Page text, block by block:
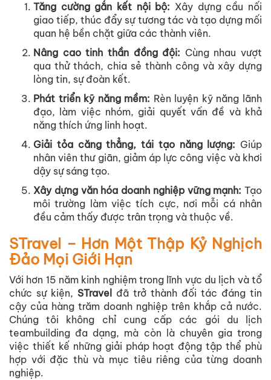
Tăng cường gắn kết nội bộ: Xây dựng cầu nối
giao tiếp, thúc đẩy sự tương tác và tạo dựng mối
quan hệ bền chặt giữa các thành viên.
Nâng cao tinh thần đồng đội: Cùng nhau vượt
qua thử thách, chia sẻ thành công và xây dựng
lòng tin, sự đoàn kết.
Phát triển kỹ năng mềm: Rèn luyện kỹ năng lãnh
đạo, làm việc nhóm, giải quyết vấn đề và khả
năng thích ứng linh hoạt.
Giải tỏa căng thẳng, tái tạo năng lượng: Giúp
nhân viên thư giãn, giảm áp lực công việc và khơi
dậy sự sáng tạo.
Xây dựng văn hóa doanh nghiệp vững mạnh: Tạo
môi trường làm việc tích cực, nơi mỗi cá nhân
đều cảm thấy được trân trọng và thuộc về.
STravel – Hơn Một Thập Kỷ Nghịch
Đảo Mọi Giới Hạn
Với hơn 15 năm kinh nghiệm trong lĩnh vực du lịch và tổ
chức sự kiện, STravel đã trở thành đối tác đáng tin
cậy của hàng trăm doanh nghiệp trên khắp cả nước.
Chúng tôi không chỉ cung cấp các gói du lịch
teambuilding đa dạng, mà còn là chuyên gia trong
việc thiết kế những giải pháp hoạt động tập thể phù
hợp với đặc thù và mục tiêu riêng của từng doanh
nghiệp.